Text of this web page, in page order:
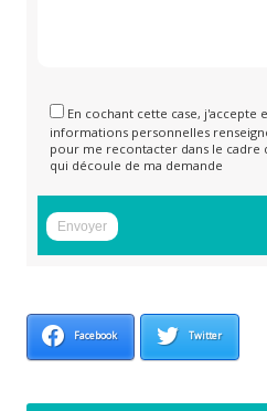
En cochant cette case, j'accepte
informations personnelles
pour me recontacter dans le
qui découle de ma demande
Facebook Twitter